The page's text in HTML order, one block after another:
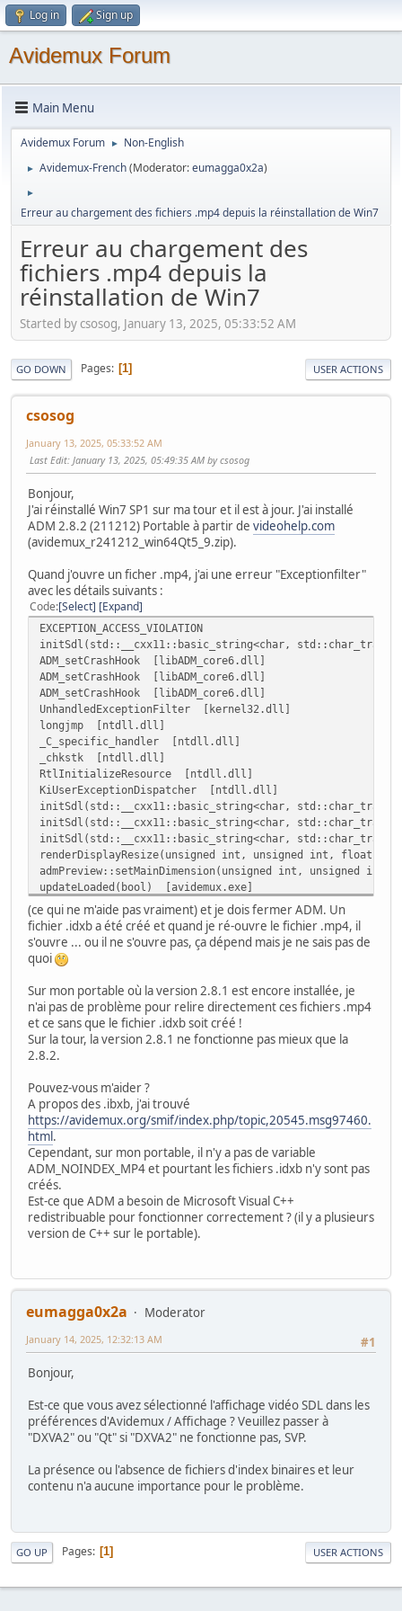
Log in Sign up
Avidemux Forum
Main Menu
Avidemux Forum ► Non-English
► Avidemux-French(Moderator:eumagga0x2a)
►
Erreur au chargement des fichiers .mp4 depuis la réinstallation de Win7
Erreur au chargement des
fichiers .mp4 depuis la
réinstallation de Win7
Started by csosog, January 13, 2025, 05:33:52 AM
GO DOWN Pages 1 USER ACTIONS
csosog
January 13, 2025, 05:33:52 AM
Last Edit: January 13, 2025, 05:49:35 AM by csosog
Bonjour,
J'ai réinstallé Win7 SP1 sur ma tour et il est à jour. J'ai installé
ADM 2.8.2 (211212) Portable à partir de videohelp.com
(avidemux_r241212_win64Qt5_9.zip).
Quand j'ouvre un ficher .mp4, j'ai une erreur "Exceptionfilter"
avec les détails suivants :
Code Select Expand
EXCEPTION_ACCESS_VIOLATION
initSdl(std::__cxx11::basic_string<char,
ADM_setCrashHook [libADM_core6.dll]
ADM_setCrashHook [libADM_core6.dll]
ADM_setCrashHook [libADM_core6.dll]
UnhandledExceptionFilter [kernel32.dll]
longjmp [ntdll.dll]
_C_specific_handler [ntdll.dll]
_chkstk [ntdll.dll]
RtlInitializeResource [ntdll.dll]
KiUserExceptionDispatcher [ntdll.dll]
initSdl(std::__cxx11::basic_string<char,
initSdl(std::__cxx11::basic_string<char,
initSdl(std::__cxx11::basic_string<char,
renderDisplayResize(unsigned int, unsigned int, float)
admPreview::setMainDimension(unsigned int, unsigned
updateLoaded(bool) [avidemux.exe]
A_openVideo(char const*) [avidemux.exe]
createPartialFilter(char const*, CONFcouple*,
automation() [avidemux.exe]
QTimer::timerEvent(QTimerEvent*) [Qt5Core.dll]
QObject::event(QEvent*) [Qt5Core.dll]
QApplicationPrivate::notify_helper(QObject*, QEvent*)
QCoreApplication::sendEvent(QObject*, QEvent*)
QEventDispatcherWin32Private::sendTimerEvent(int)
QEventDispatcherWin32::event(QEvent*) [Qt5Core.dll]
QCoreApplication::notifyInternal2(QObject*, QEvent*)
QCoreApplicationPrivate::sendPostedEvents(QObject*,
qt_plugin_instance [qwindows.dll]
qt_plugin_instance [qwindows.dll]
QCoreApplication::exec() [Qt5Core.dll]
UI_RunApp() [avidemux.exe]
startAvidemux(int, char**) [avidemux.exe]
SDL_main [avidemux.exe]
ms2timedisplay(unsigned int) [avidemux.exe]
BaseThreadInitThunk [kernel32.dll]
RtlUserThreadStart [ntdll.dll]
(ce qui ne m'aide pas vraiment) et je dois fermer ADM. Un
fichier .idxb a été créé et quand je ré-ouvre le fichier .mp4, il
s'ouvre ... ou il ne s'ouvre pas, ça dépend mais je ne sais pas de
quoi
Sur mon portable où la version 2.8.1 est encore installée, je
n'ai pas de problème pour relire directement ces fichiers .mp4
et ce sans que le fichier .idxb soit créé !
Sur la tour, la version 2.8.1 ne fonctionne pas mieux que la
2.8.2.
Pouvez-vous m'aider ?
A propos des .ibxb, j'ai trouvé
https://avidemux.org/smif/index.php/topic,20545.msg97460.
html.
Cependant, sur mon portable, il n'y a pas de variable
ADM_NOINDEX_MP4 et pourtant les fichiers .idxb n'y sont pas
créés.
Est-ce que ADM a besoin de Microsoft Visual C++
redistribuable pour fonctionner correctement ? (il y a plusieurs
version de C++ sur le portable).
eumagga0x2a
Moderator
#1
January 14, 2025, 12:32:13 AM
Bonjour,
Est-ce que vous avez sélectionné l'affichage vidéo SDL dans les
préférences d'Avidemux / Affichage ? Veuillez passer à
"DXVA2" ou "Qt" si "DXVA2" ne fonctionne pas, SVP.
La présence ou l'absence de fichiers d'index binaires et leur
contenu n'a aucune importance pour le problème.
GO UP Pages 1 USER ACTIONS